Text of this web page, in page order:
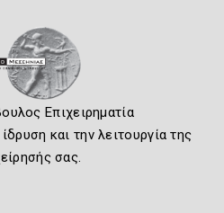
Επιχειρηματία
και την λειτουργία της
σας.